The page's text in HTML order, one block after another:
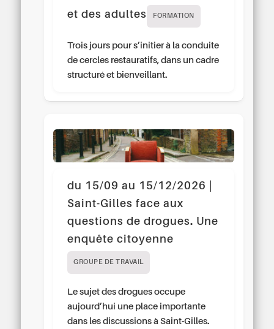
et des adultes
FORMATION
Trois jours pour s’initier à la conduite
de cercles restauratifs, dans un cadre
structuré et bienveillant.
du 15/09 au 15/12/2026 |
Saint-Gilles face aux
questions de drogues. Une
enquête citoyenne
GROUPE DE TRAVAIL
Le sujet des drogues occupe
aujourd’hui une place importante
dans les discussions à Saint-Gilles.